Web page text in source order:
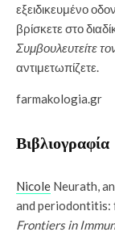
εξειδικευμένο
βρίσκετε στο
Συμβουλευτείτε
αντιμετωπίζετε.
farmakologia.gr
Βιβλιογραφία
Nicole Neurath,
and periodontitis:
Frontiers in